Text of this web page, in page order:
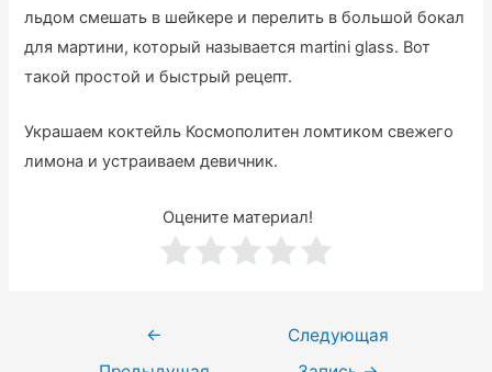
льдом смешать в шейкере и перелить в большой бокал
для мартини, который называется martini glass. Вот
такой простой и быстрый рецепт.
Украшаем коктейль Космополитен ломтиком свежего
лимона и устраиваем девичник.
Оцените материал!
Навигация
←
Следующая